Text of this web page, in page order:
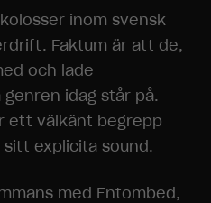
inom svensk
Faktum är att de,
och lade
idag står på.
ett välkänt begrepp
explicita sound.
med Entombed,